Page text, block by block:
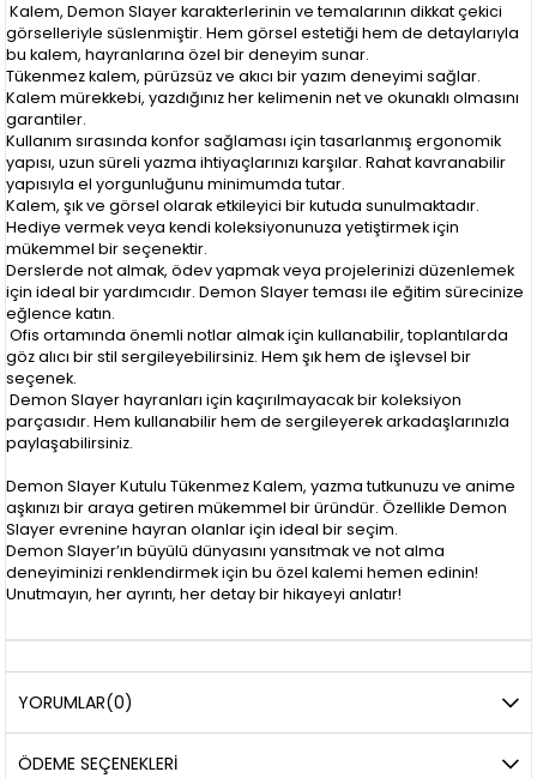
Kalem, Demon Slayer karakterlerinin ve temalarının dikkat çekici
görselleriyle süslenmiştir. Hem görsel estetiği hem de detaylarıyla
bu kalem, hayranlarına özel bir deneyim sunar.
Tükenmez kalem, pürüzsüz ve akıcı bir yazım deneyimi sağlar.
Kalem mürekkebi, yazdığınız her kelimenin net ve okunaklı olmasını
garantiler.
Kullanım sırasında konfor sağlaması için tasarlanmış ergonomik
yapısı, uzun süreli yazma ihtiyaçlarınızı karşılar. Rahat kavranabilir
yapısıyla el yorgunluğunu minimumda tutar.
Kalem, şık ve görsel olarak etkileyici bir kutuda sunulmaktadır.
Hediye vermek veya kendi koleksiyonunuza yetiştirmek için
mükemmel bir seçenektir.
Derslerde not almak, ödev yapmak veya projelerinizi düzenlemek
için ideal bir yardımcıdır. Demon Slayer teması ile eğitim sürecinize
eğlence katın.
Ofis ortamında önemli notlar almak için kullanabilir, toplantılarda
göz alıcı bir stil sergileyebilirsiniz. Hem şık hem de işlevsel bir
seçenek.
Demon Slayer hayranları için kaçırılmayacak bir koleksiyon
parçasıdır. Hem kullanabilir hem de sergileyerek arkadaşlarınızla
paylaşabilirsiniz.
Demon Slayer Kutulu Tükenmez Kalem, yazma tutkunuzu ve anime
aşkınızı bir araya getiren mükemmel bir üründür. Özellikle Demon
Slayer evrenine hayran olanlar için ideal bir seçim.
Demon Slayer’ın büyülü dünyasını yansıtmak ve not alma
deneyiminizi renklendirmek için bu özel kalemi hemen edinin!
Unutmayın, her ayrıntı, her detay bir hikayeyi anlatır!
YORUMLAR(0)
ÖDEME SEÇENEKLERI